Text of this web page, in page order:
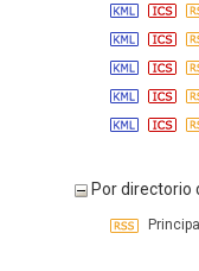
Por directorio
Principal